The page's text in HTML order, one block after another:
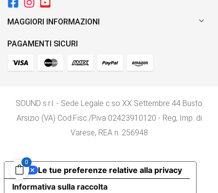
MAGGIORI INFORMAZIONI 
PAGAMENTI SICURI
SOUND s.r.l. - Sede Legale c.so XX Settembre 44 Busto
Arsizio (VA) Cod.Fisc./P.iva 02423910120 - Reg, Imp. di
Varese, REA n. 256948
0
Informativa sulla raccolta
Le tue preferenze relative alla privacy